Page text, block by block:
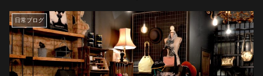
日常ブログ